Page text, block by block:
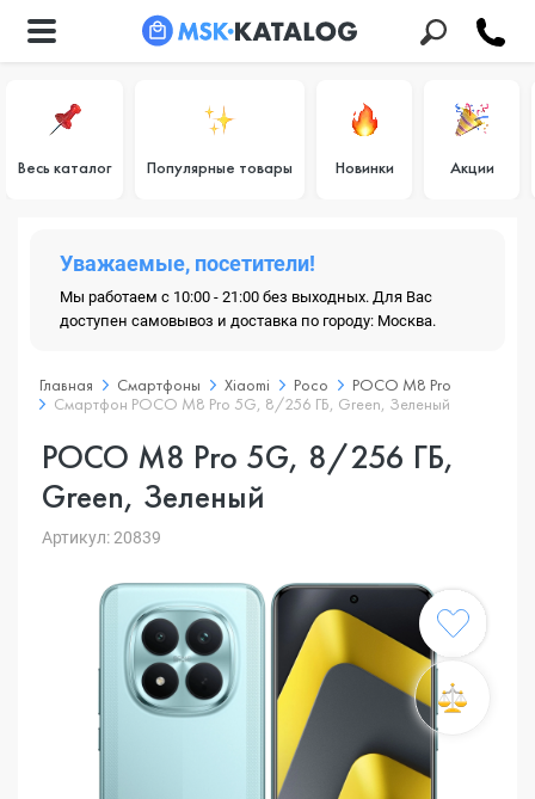
Весь каталог Популярные товары Новинки Акции
Уважаемые, посетители!
Мы работаем с 10:00 - 21:00 без выходных. Для Вас
доступен самовывоз и доставка по городу: Москва.
Главная Смартфоны Xiaomi Poco
POCO M8 Pro
Смартфон POCO M8 Pro 5G, 8/256 ГБ, Green, Зеленый
POCO M8 Pro 5G, 8/256 ГБ,
Green, Зеленый
Артикул: 20839